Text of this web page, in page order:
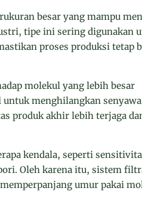
besar yang mampu
tipe ini sering digunakan
proses produksi tetap
molekul yang lebih besar
menghilangkan
produk akhir lebih terjaga
kendala, seperti
Oleh karena itu, sistem
umur pakai